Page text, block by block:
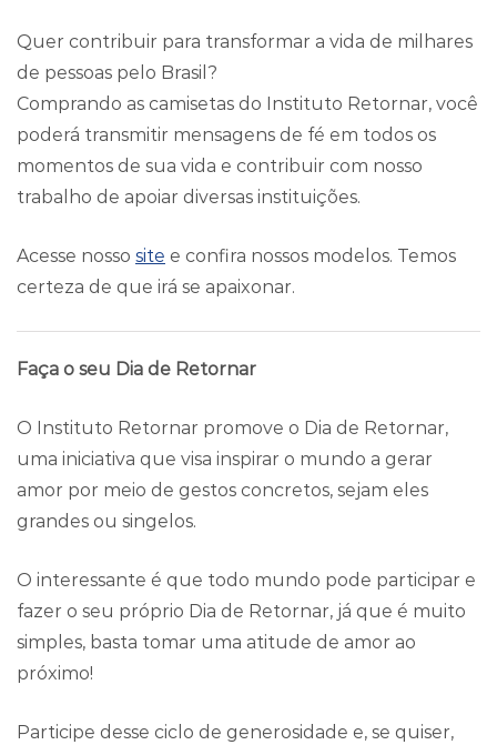
Quer contribuir para transformar a vida de milhares
de pessoas pelo Brasil?
Comprando as camisetas do Instituto Retornar, você
poderá transmitir mensagens de fé em todos os
momentos de sua vida e contribuir com nosso
trabalho de apoiar diversas instituições.
Acesse nosso site e confira nossos modelos. Temos
certeza de que irá se apaixonar.
Faça o seu Dia de Retornar
O Instituto Retornar promove o Dia de Retornar,
uma iniciativa que visa inspirar o mundo a gerar
amor por meio de gestos concretos, sejam eles
grandes ou singelos.
O interessante é que todo mundo pode participar e
fazer o seu próprio Dia de Retornar, já que é muito
simples, basta tomar uma atitude de amor ao
próximo!
Participe desse ciclo de generosidade e, se quiser,